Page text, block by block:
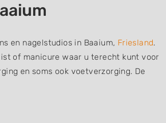
en nagelstudios in Baaium, Friesland.
of manicure waar u terecht kunt voor
en soms ook voetverzorging. De
een van de volgende specialisaties of